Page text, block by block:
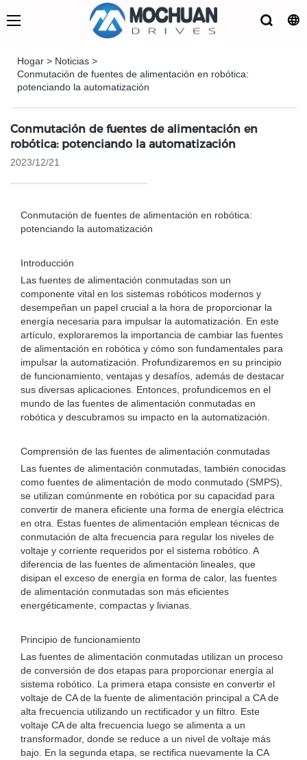
Hogar > Noticias >
Conmutación de fuentes de alimentación en robótica:
potenciando la automatización
Conmutación de fuentes de alimentación en
robótica: potenciando la automatización
2023/12/21
Conmutación de fuentes de alimentación en robótica:
potenciando la automatización
Introducción
Las fuentes de alimentación conmutadas son un
componente vital en los sistemas robóticos modernos y
desempeñan un papel crucial a la hora de proporcionar la
energía necesaria para impulsar la automatización. En este
artículo, exploraremos la importancia de cambiar las fuentes
de alimentación en robótica y cómo son fundamentales para
impulsar la automatización. Profundizaremos en su principio
de funcionamiento, ventajas y desafíos, además de destacar
sus diversas aplicaciones. Entonces, profundicemos en el
mundo de las fuentes de alimentación conmutadas en
robótica y descubramos su impacto en la automatización.
Comprensión de las fuentes de alimentación conmutadas
Las fuentes de alimentación conmutadas, también conocidas
como fuentes de alimentación de modo conmutado (SMPS),
se utilizan comúnmente en robótica por su capacidad para
convertir de manera eficiente una forma de energía eléctrica
en otra. Estas fuentes de alimentación emplean técnicas de
conmutación de alta frecuencia para regular los niveles de
voltaje y corriente requeridos por el sistema robótico. A
diferencia de las fuentes de alimentación lineales, que
disipan el exceso de energía en forma de calor, las fuentes
de alimentación conmutadas son más eficientes
energéticamente, compactas y livianas.
Principio de funcionamiento
Las fuentes de alimentación conmutadas utilizan un proceso
de conversión de dos etapas para proporcionar energía al
sistema robótico. La primera etapa consiste en convertir el
voltaje de CA de la fuente de alimentación principal a CA de
alta frecuencia utilizando un rectificador y un filtro. Este
voltaje CA de alta frecuencia luego se alimenta a un
transformador, donde se reduce a un nivel de voltaje más
bajo. En la segunda etapa, se rectifica nuevamente la CA